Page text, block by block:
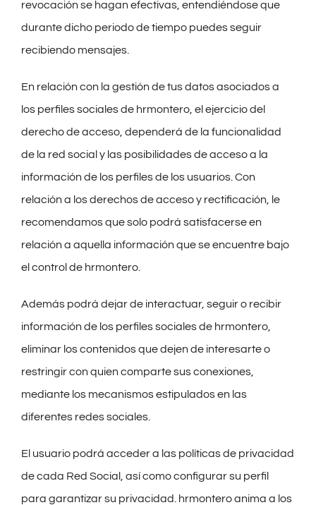
revocación se hagan efectivas, entendiéndose que
durante dicho periodo de tiempo puedes seguir
recibiendo mensajes.
En relación con la gestión de tus datos asociados a
los perfiles sociales de hrmontero, el ejercicio del
derecho de acceso, dependerá de la funcionalidad
de la red social y las posibilidades de acceso a la
información de los perfiles de los usuarios. Con
relación a los derechos de acceso y rectificación, le
recomendamos que solo podrá satisfacerse en
relación a aquella información que se encuentre bajo
el control de hrmontero.
Además podrá dejar de interactuar, seguir o recibir
información de los perfiles sociales de hrmontero,
eliminar los contenidos que dejen de interesarte o
restringir con quien comparte sus conexiones,
mediante los mecanismos estipulados en las
diferentes redes sociales.
El usuario podrá acceder a las políticas de privacidad
de cada Red Social, así como configurar su perfil
para garantizar su privacidad. hrmontero anima a los